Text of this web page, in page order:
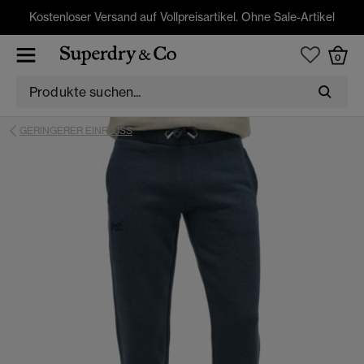
Kostenloser Versand auf Vollpreisartikel. Ohne Sale-Artikel
0
GERINGERER EINFLUSS